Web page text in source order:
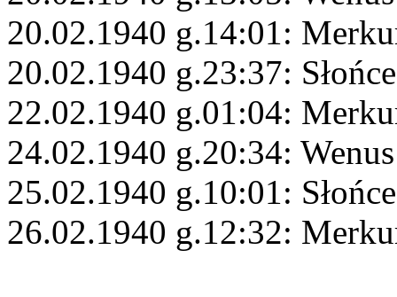
20.02.1940 g.14:01:
20.02.1940 g.23:37:
22.02.1940 g.01:04:
24.02.1940 g.20:34:
25.02.1940 g.10:01:
26.02.1940 g.12:32: